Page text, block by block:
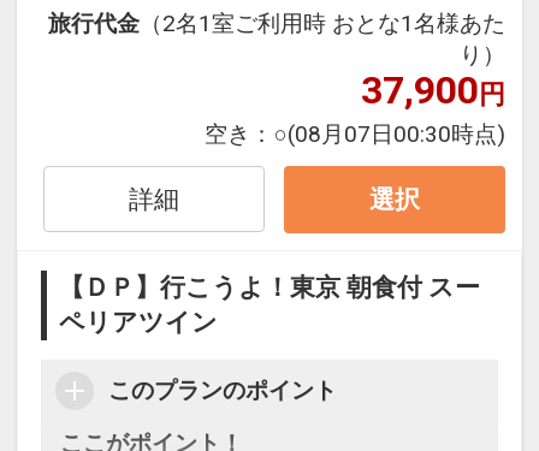
インターネットコース番号：DP-1-
旅行代金 （2名1室ご利用時 おとな1名様あた
り）
37,900円
空き： ○(08月07日00:30時点)
詳細 選択
【ＤＰ】行こうよ！東京 朝食付 スー
ペリアツイン
このプランのポイント
ここがポイント！